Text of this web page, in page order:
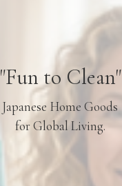
"Fun to Clean"
Japanese Home Goods
for Global Living.